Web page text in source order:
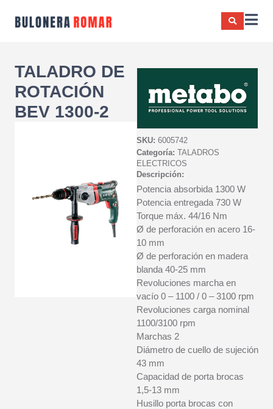
TALADRO DE
ROTACIÓN
BEV 1300-2
SKU: 6005742
Categoría: TALADROS
ELECTRICOS
Descripción:
Potencia absorbida 1300 W
Potencia entregada 730 W
Torque máx. 44/16 Nm
Ø de perforación en acero 16-
10 mm
Ø de perforación en madera
blanda 40-25 mm
Revoluciones marcha en
vacío 0 – 1100 / 0 – 3100 rpm
Revoluciones carga nominal
1100/3100 rpm
Marchas 2
Diámetro de cuello de sujeción
43 mm
Capacidad de porta brocas
1,5-13 mm
Husillo porta brocas con